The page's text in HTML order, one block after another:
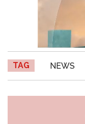
TAG NEWS